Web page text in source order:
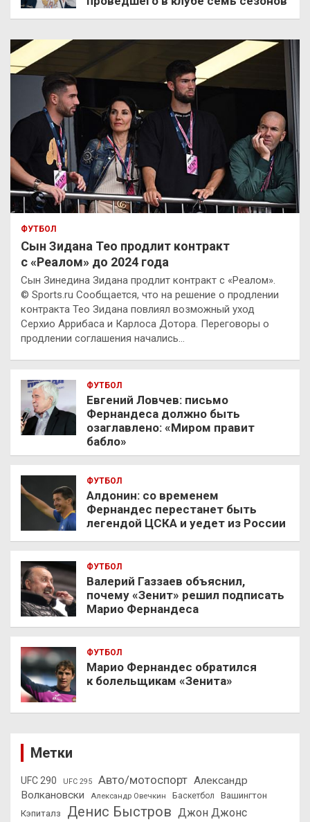
ФУТБОЛ
Сын Зидана Тео продлит контракт
с «Реалом» до 2024 года
Сын Зинедина Зидана продлит контракт с «Реалом».
© Sports.ru Сообщается, что на решение о продлении
контракта Тео Зидана повлиял возможный уход
Серхио Аррибаса и Карлоса Дотора. Переговоры о
продлении соглашения начались…
ФУТБОЛ
Евгений Ловчев: письмо
Фернандеса должно быть
озаглавлено: «Миром правит
бабло»
ФУТБОЛ
Алдонин: со временем
Фернандес перестанет быть
легендой ЦСКА и уедет из России
ФУТБОЛ
Валерий Газзаев объяснил,
почему «Зенит» решил подписать
Марио Фернандеса
ФУТБОЛ
Марио Фернандес обратился
к болельщикам «Зенита»
Метки
UFC 290 UFC 295 Авто/мотоспорт Александр
Волкановски
Александр Овечкин Баскетбол
Вашингтон
Кэпиталз
Денис Быстров Джон Джонс